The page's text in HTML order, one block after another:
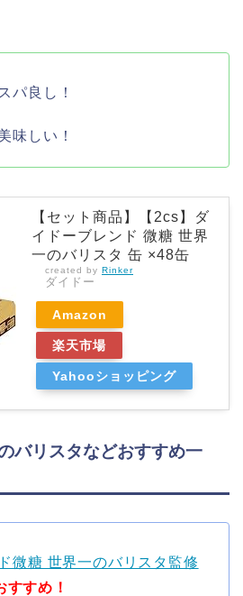
パ良し！
味しい！
【セット商品】【2cs】ダ
イドーブレンド 微糖 世界
一のバリスタ 缶 ×48缶
created by Rinker
ダイドー
Amazon
楽天市場
Yahooショッピング
バリスタなどおすすめ一
微糖 世界一のバリスタ監修
すすめ！